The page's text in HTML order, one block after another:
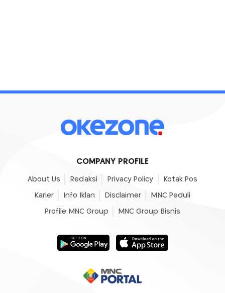
COMPANY PROFILE
About Us Redaksi Privacy Policy Kotak Pos
Karier Info Iklan Disclaimer MNC Peduli
Profile MNC Group MNC Group Bisnis